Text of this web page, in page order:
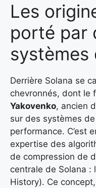
Les
porté par
systèmes
Derrière Solana se
chevronnés, dont le
Yakovenko, ancien
sur des systèmes
performance. C’est
expertise des
de compression de
centrale de Solana :
History). Ce